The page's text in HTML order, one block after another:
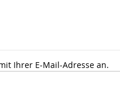
Ihrer E-Mail-Adresse an.